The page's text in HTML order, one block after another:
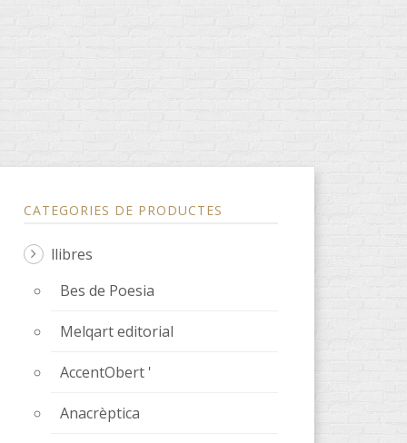
CATEGORIES DE PRODUCTES
llibres
Bes de Poesia
Melqart editorial
AccentObert '
Anacrèptica